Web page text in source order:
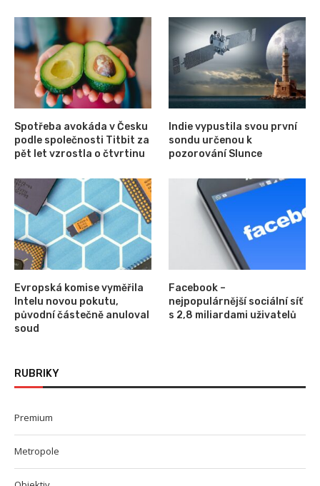
Spotřeba avokáda v Česku
podle společnosti Titbit za
pět let vzrostla o čtvrtinu
Indie vypustila svou první
sondu určenou k
pozorování Slunce
Evropská komise vyměřila
Intelu novou pokutu,
původní částečně anuloval
soud
Facebook –
nejpopulárnější sociální síť
s 2,8 miliardami uživatelů
RUBRIKY
Premium
Metropole